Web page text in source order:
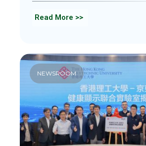
Read More >>
NEWSROOM